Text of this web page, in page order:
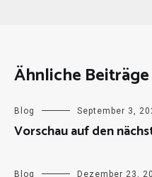
Ähnliche Beiträge
Blog September 3,
Vorschau auf den
Blog Dezember 23,